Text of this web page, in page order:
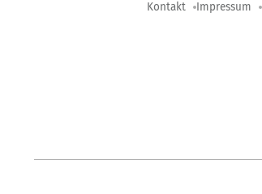
Kontakt Impressum